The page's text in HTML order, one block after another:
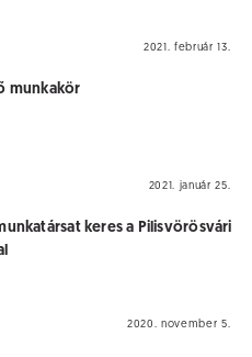
2021. február 13.
munkakör
2021. január 25.
keres a Pilisvörösvári
2020. november 5.